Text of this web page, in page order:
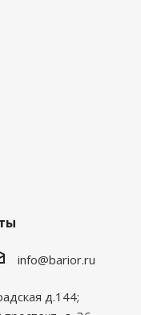
info@barior.ru
д.144;